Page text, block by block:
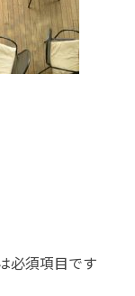
必須項目です